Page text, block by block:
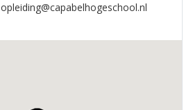
opleiding@capabelhogeschool.nl